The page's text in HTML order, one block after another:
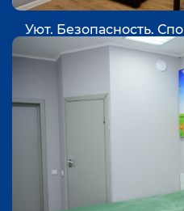
Уют. Безопасность.